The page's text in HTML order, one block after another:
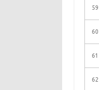
59
60
61
62